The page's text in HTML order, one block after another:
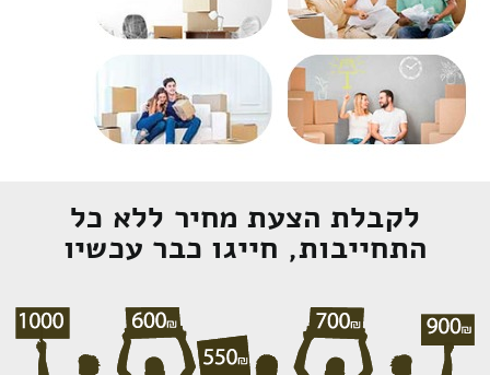
לקבלת הצעת מחיר ללא כל
התחייבות, חייגו כבר עכשיו